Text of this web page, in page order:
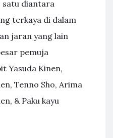
satu diantara
terkaya di dalam
jaran yang lain
pemuja
Yasuda Kinen,
Tenno Sho, Arima
& Paku kayu